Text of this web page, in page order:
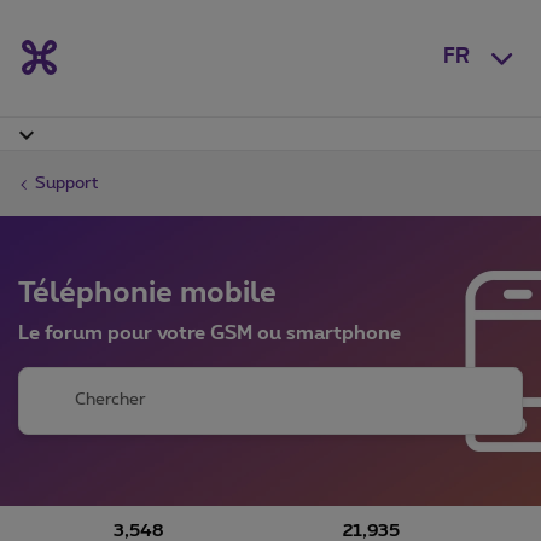
FR
Support
Téléphonie mobile
Le forum pour votre GSM ou smartphone
3,548
21,935